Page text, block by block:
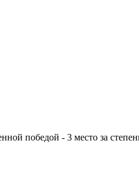
победой - 3 место за